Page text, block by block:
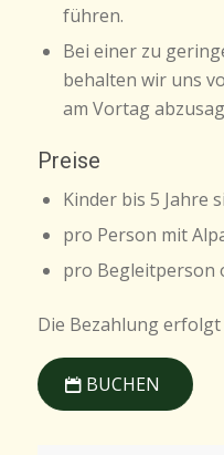
führen.
Bei einer zu
behalten wir uns
am Vortag
Preise
Kinder bis 5 Jahre
pro Person mit
pro Begleitperson
Die Bezahlung
BUCHEN